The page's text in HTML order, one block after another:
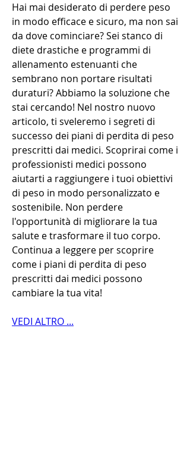
Hai mai desiderato di perdere peso
in modo efficace e sicuro, ma non sai
da dove cominciare? Sei stanco di
diete drastiche e programmi di
allenamento estenuanti che
sembrano non portare risultati
duraturi? Abbiamo la soluzione che
stai cercando! Nel nostro nuovo
articolo, ti sveleremo i segreti di
successo dei piani di perdita di peso
prescritti dai medici. Scoprirai come i
professionisti medici possono
aiutarti a raggiungere i tuoi obiettivi
di peso in modo personalizzato e
sostenibile. Non perdere
l'opportunità di migliorare la tua
salute e trasformare il tuo corpo.
Continua a leggere per scoprire
come i piani di perdita di peso
prescritti dai medici possono
cambiare la tua vita!
VEDI ALTRO ...